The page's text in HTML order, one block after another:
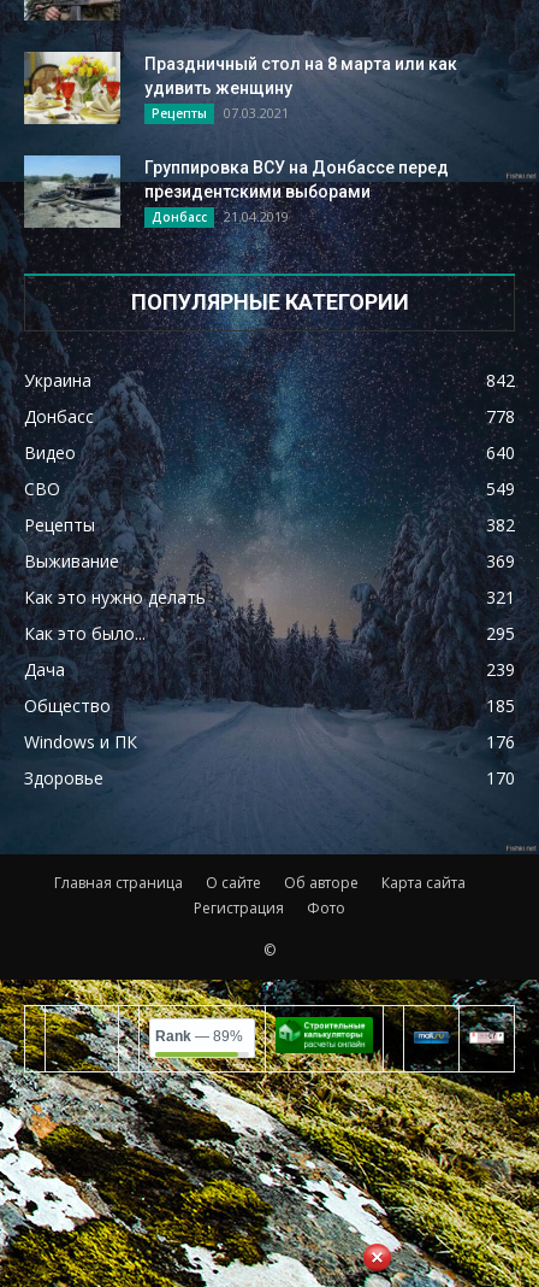
Праздничный стол на 8 марта или как
удивить женщину
Рецепты 07.03.2021
Группировка ВСУ на Донбассе перед
президентскими выборами
Донбасс 21.04.2019
ПОПУЛЯРНЫЕ КАТЕГОРИИ
Украина
842
Донбасс
778
Видео
640
СВО
549
Рецепты
382
Выживание
369
Как это нужно делать
321
Как это было...
295
Дача
239
Общество
185
Windows и ПК
176
Здоровье
170
Главная страница О сайте Об авторе
Карта сайта
Регистрация
Фото
©
Rank — 89%